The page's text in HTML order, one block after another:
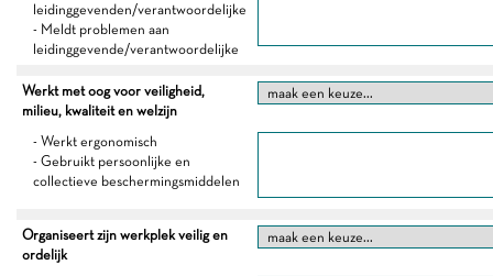
leidinggevenden/verantwoordelijke
- Meldt problemen aan
leidinggevende/verantwoordelijke
Werkt met oog voor veiligheid,
milieu, kwaliteit en welzijn
- Werkt ergonomisch
- Gebruikt persoonlijke en
collectieve beschermingsmiddelen
Organiseert zijn werkplek veilig en
ordelijk